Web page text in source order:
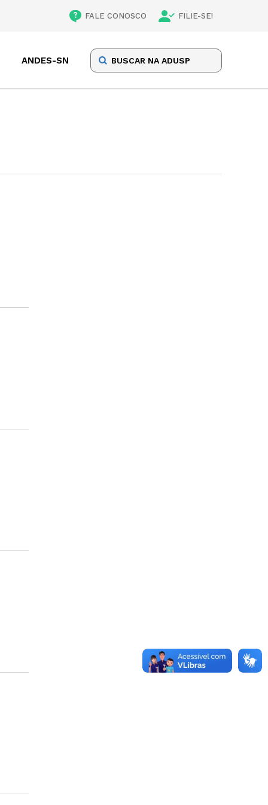
FALE CONOSCO FILIE-SE!
ANDES-SN